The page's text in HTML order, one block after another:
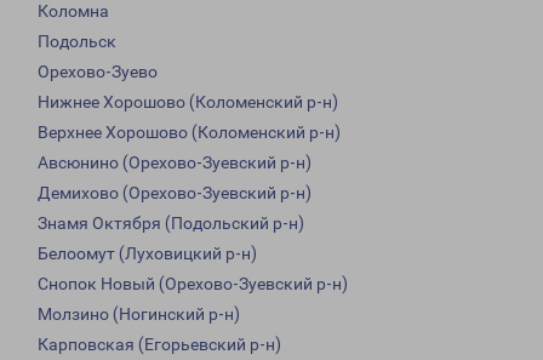
Коломна
Подольск
Орехово-Зуево
Нижнее Хорошово (Коломенский р-н)
Верхнее Хорошово (Коломенский р-н)
Авсюнино (Орехово-Зуевский р-н)
Демихово (Орехово-Зуевский р-н)
Знамя Октября (Подольский р-н)
Белоомут (Луховицкий р-н)
Снопок Новый (Орехово-Зуевский р-н)
Молзино (Ногинский р-н)
Карповская (Егорьевский р-н)